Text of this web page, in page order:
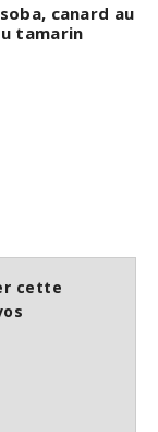
canard au
tamarin
cette